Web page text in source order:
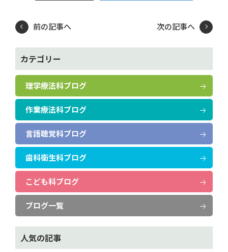
前の記事へ 次の記事へ
カテゴリー
理学療法科ブログ
作業療法科ブログ
言語聴覚科ブログ
歯科衛生科ブログ
こども科ブログ
ブログ一覧
人気の記事